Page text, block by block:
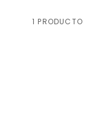
1 PRODUCTO